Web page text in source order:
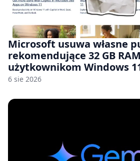
Microsoft usuwa własne
rekomendujące 32 GB RAM
użytkownikom Windows
nam przy tym komputery z
6 sie 2026